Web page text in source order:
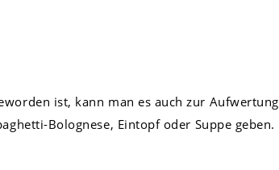
ist, kann man es auch zur Aufwertung
Bolognese, Eintopf oder Suppe geben.